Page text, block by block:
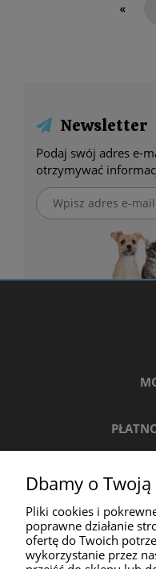
«
Newsletter
Podaj swój adres e-
otrzymywać
Dbamy o
Pliki cookies i
poprawne działanie
ofertę do Twoich
wykorzystanie przez